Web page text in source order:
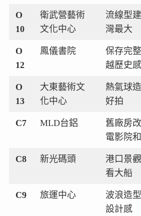
O
10
衛武營藝術
文化中心
流線型
灣最大
O
12
鳳儀書院
保存完
越歷史
O
13
大東藝術文
化中心
熱氣球
好拍
C7 MLD台鋁
舊廠房
電影院
C8 新光碼頭
港口景
看大船
C9 旅運中心
波浪造
設計感